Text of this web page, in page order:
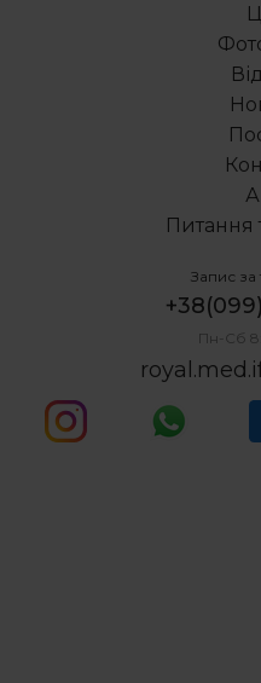
Питання
Запис
Пн-Сб